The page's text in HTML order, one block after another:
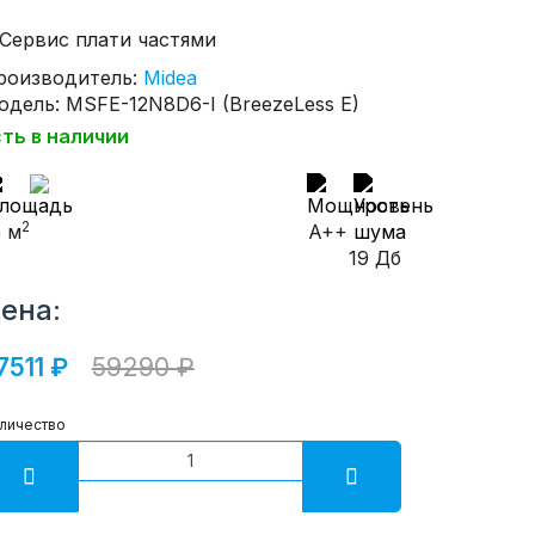
Midea
MSFE-12N8D6-I (BreezeLess E)
в наличии
м2
A++
19 Дб
₽ 59290 ₽